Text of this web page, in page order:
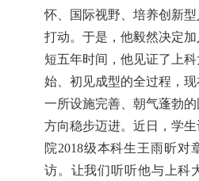
怀、国际视野、培养创新
打动。于是，他毅然决定
短五年时间，他见证了上
始、初见成型的全过程，
一所设施完善、朝气蓬勃
方向稳步迈进。近日，学
院2018级本科生王雨昕对
访。让我们听听他与上科